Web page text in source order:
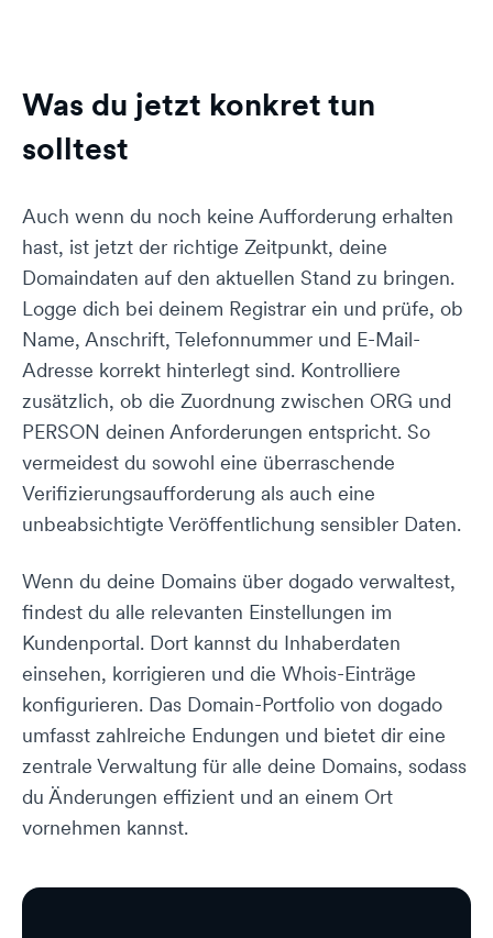
Was du jetzt konkret tun
solltest
Auch wenn du noch keine Aufforderung erhalten
hast, ist jetzt der richtige Zeitpunkt, deine
Domaindaten auf den aktuellen Stand zu bringen.
Logge dich bei deinem Registrar ein und prüfe, ob
Name, Anschrift, Telefonnummer und E-Mail-
Adresse korrekt hinterlegt sind. Kontrolliere
zusätzlich, ob die Zuordnung zwischen ORG und
PERSON deinen Anforderungen entspricht. So
vermeidest du sowohl eine überraschende
Verifizierungsaufforderung als auch eine
unbeabsichtigte Veröffentlichung sensibler Daten.
Wenn du deine Domains über dogado verwaltest,
findest du alle relevanten Einstellungen im
Kundenportal. Dort kannst du Inhaberdaten
einsehen, korrigieren und die Whois-Einträge
konfigurieren. Das Domain-Portfolio von dogado
umfasst zahlreiche Endungen und bietet dir eine
zentrale Verwaltung für alle deine Domains, sodass
du Änderungen effizient und an einem Ort
vornehmen kannst.